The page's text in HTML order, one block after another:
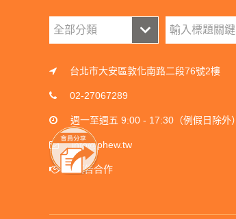
台北市大安區敦化南路二段76號2樓
02-27067289
週一至週五 9:00 - 17:30（例假日除外）
info@phew.tw
廣告合作